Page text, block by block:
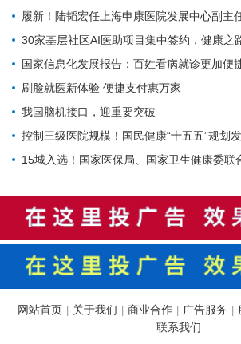
履新！陆韬宏任上海申康医院发展中心副主
30家基层社区AI医助项目集中签约，健康之路AI数字员工规模
国家信息化发展报告：百姓看病就诊更加便
刷脸就医新体验 便捷支付惠万家
我国脑机接口，迎重要突破
控制三级医院规模！国民健康“十五五”规划
15城入选！国家医保局、国家卫生健康委联合确定基层医疗卫生重
网站首页 关于我们 商业合作 广告服务
联系我们